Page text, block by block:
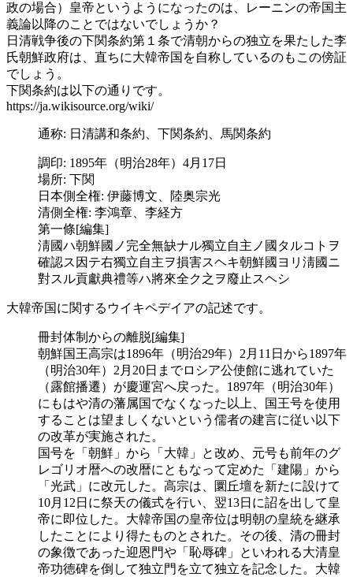
政の場合）皇帝というようになったのは、レーニンの帝国主
義論以降のことではないでしょうか？
日清戦争後の下関条約第１条で清朝からの独立を果たした李
氏朝鮮政府は、直ちに大韓帝国を自称しているのもこの傍証
でしょう。
下関条約は以下の通りです。
https://ja.wikisource.org/wiki/
通称: 日清講和条約、下関条約、馬関条約
調印: 1895年（明治28年）4月17日
場所: 下関
日本側全権: 伊藤博文、陸奥宗光
清側全権: 李鴻章、李経方
第一條[編集]
淸國ハ朝鮮國ノ完全無缺ナル獨立自主ノ國タルコトヲ
確認ス因テ右獨立自主ヲ損害スヘキ朝鮮國ヨリ淸國ニ
對スル貢獻典禮等ハ將來全ク之ヲ廢止スヘシ
大韓帝国に関するウイキペデイアの記述です。
冊封体制からの離脱[編集]
朝鮮国王高宗は1896年（明治29年）2月11日から1897年
（明治30年）2月20日までロシア公使館に逃れていた
（露館播遷）が慶運宮へ戻った。1897年（明治30年）
にもはや清の藩属国でなくなった以上、国王号を使用
することは望ましくないという儒者の建言に従い以下
の改革が実施された。
国号を「朝鮮」から「大韓」と改め、元号も前年のグ
レゴリオ暦への改暦にともなって定めた「建陽」から
「光武」に改元した。高宗は、圜丘壇を新たに設けて
10月12日に祭天の儀式を行い、翌13日に詔を出して皇
帝に即位した。大韓帝国の皇帝位は明朝の皇統を継承
したことにより得たものとされた。その後、清の冊封
の象徴であった迎恩門や「恥辱碑」といわれる大清皇
帝功徳碑を倒して独立門を立て独立を記念した。大韓